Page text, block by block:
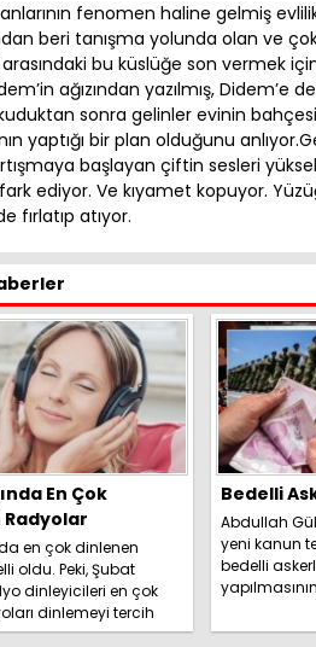
fenomen haline gelmiş
beri tanışma yolunda olan ve
arasındaki bu küslüğe son vermek
ağızından yazılmış, Didem’e
sonra gelinler evinin
yaptığı bir plan olduğunu
başlayan çiftin sesleri
fark ediyor. Ve kıyamet kopuyor.
fırlatıp atıyor.
En Çok
en çok dinlenen
oldu. Peki, Şubat
dinleyicileri en çok
dinlemeyi tercih
Bedelli
Abdullah
yeni kanun
bedelli